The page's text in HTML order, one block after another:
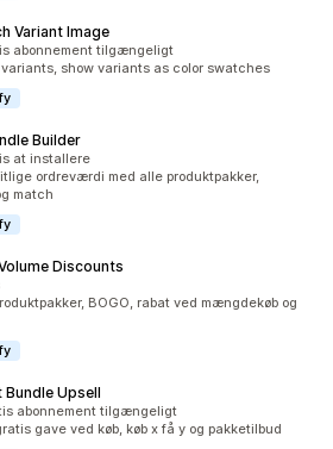
Variant Image
altabonnement tilgængeligt
show variants as color swatches
Builder
altat installere
ordreværdi med alle produktpakker,
match
Discounts
BOGO, rabat ved mængdekøb og
Bundle Upsell
i altabonnement tilgængeligt
gave ved køb, køb x få y og pakketilbud